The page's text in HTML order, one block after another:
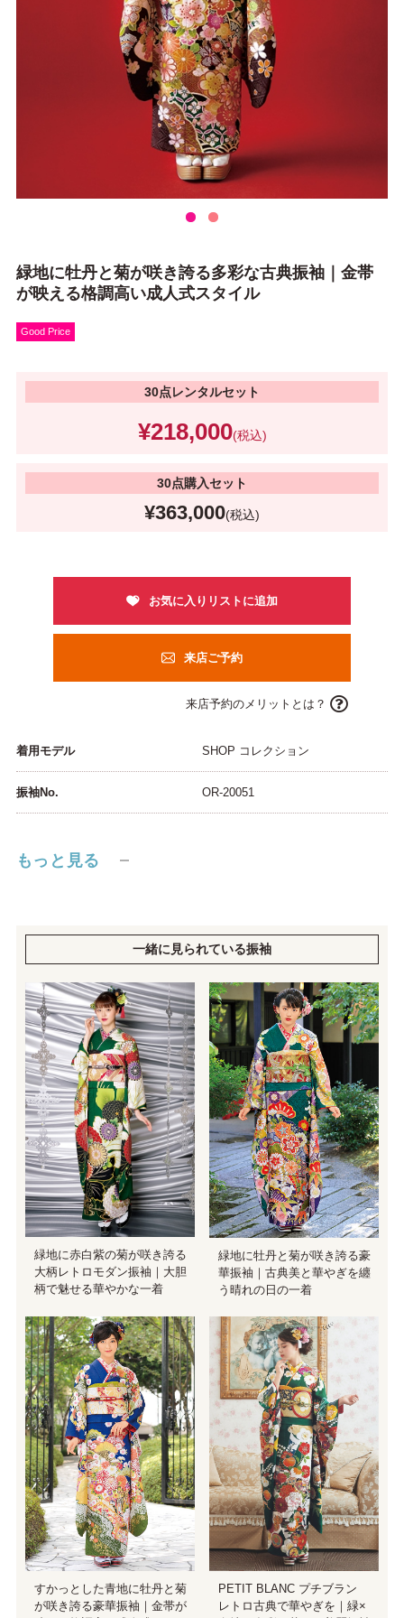
緑地に牡丹と菊が咲き誇る多彩な古典振袖｜金帯
が映える格調高い成人式スタイル
Good Price
30点レンタルセット
¥218,000(税込)
30点購入セット
¥363,000(税込)
来店ご予約
来店予約のメリットとは？
着用モデル SHOP コレクション
振袖No. OR-20051
もっと見る
一緒に見られている振袖
緑地に赤白紫の菊が咲き誇る
大柄レトロモダン振袖｜大胆
柄で魅せる華やかな一着
緑地に牡丹と菊が咲き誇る豪
華振袖｜古典美と華やぎを纏
う晴れの日の一着
すかっとした青地に牡丹と菊
が咲き誇る豪華振袖｜金帯が
PETIT BLANC プチブラン
レトロ古典で華やぎを｜緑×